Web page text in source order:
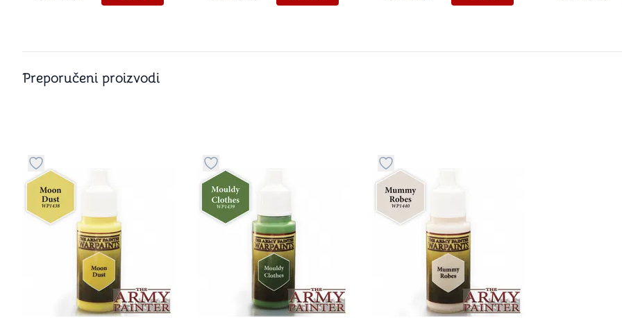
Preporučeni proizvodi
Dugme za dodavanje stvari u kategoriju omiljenoDugme za dodavanje stvari u kategoriju omiljenoDugme za dodavanje stvari u kategoriju omiljeno